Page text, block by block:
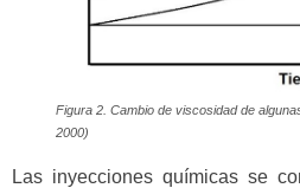
Figura 2. Cambio de viscosidad de
2000)
Las inyecciones químicas se